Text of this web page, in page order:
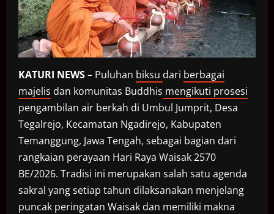
KATURI NEWS– Puluhan biksu dari berbagai
majelis dan komunitas Buddhis mengikuti prosesi
pengambilan air berkah di Umbul Jumprit, Desa
Tegalrejo, Kecamatan Ngadirejo, Kabupaten
Temanggung, Jawa Tengah, sebagai bagian dari
rangkaian perayaan Hari Raya Waisak 2570
BE/2026. Tradisi ini merupakan salah satu agenda
sakral yang setiap tahun dilaksanakan menjelang
puncak peringatan Waisak dan memiliki makna